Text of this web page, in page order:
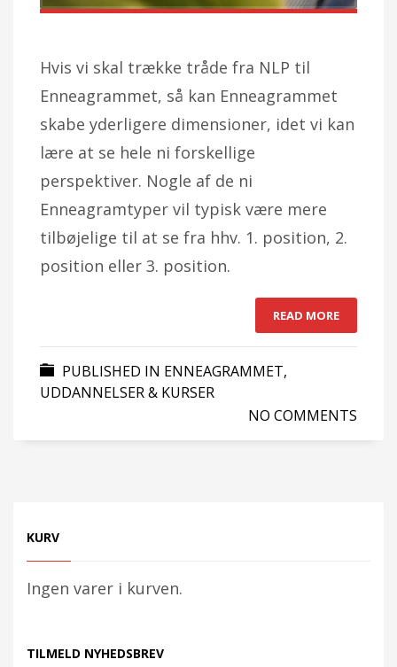
Hvis vi skal trække tråde fra NLP til
Enneagrammet, så kan Enneagrammet
skabe yderligere dimensioner, idet vi kan
lære at se hele ni forskellige
perspektiver. Nogle af de ni
Enneagramtyper vil typisk være mere
tilbøjelige til at se fra hhv. 1. position, 2.
position eller 3. position.
READ MORE
PUBLISHED IN ENNEAGRAMMET,
UDDANNELSER & KURSER
NO COMMENTS
KURV
Ingen varer i kurven.
TILMELD NYHEDSBREV